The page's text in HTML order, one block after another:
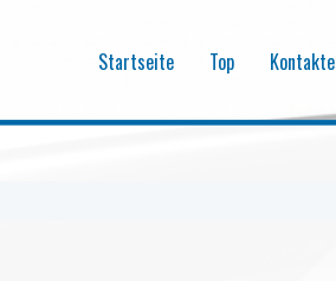
Startseite Top Kontakte